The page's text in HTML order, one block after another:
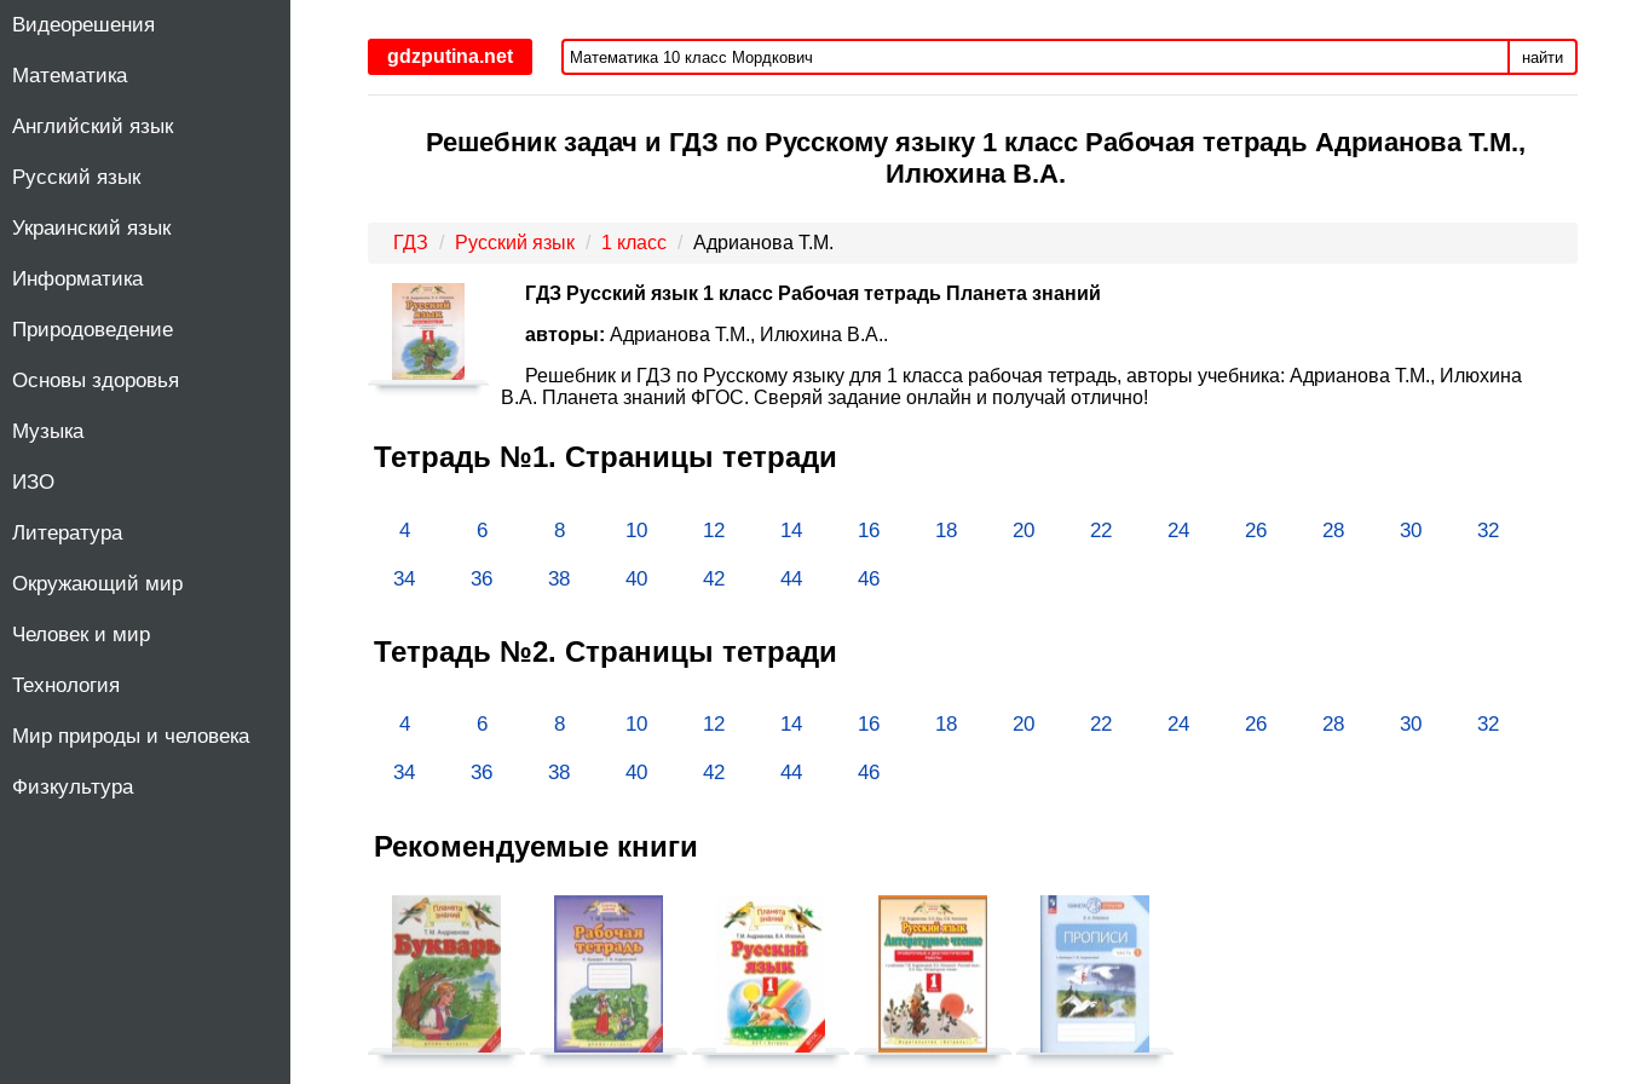
Видеорешения
Математика
Английский язык
Русский язык
Украинский язык
Информатика
Природоведение
Основы здоровья
Музыка
ИЗО
Литература
Окружающий мир
Человек и мир
Технология
Мир природы и человека
Физкультура
gdzputina.net найти
Решебник задач и ГДЗ по Русскому языку 1 класс Рабочая тетрадь Адрианова Т.М.,
Илюхина В.А.
ГДЗ Русский язык 1 класс Адрианова Т.М.
ГДЗ Русский язык 1 класс Рабочая тетрадь Планета знаний
авторы: Адрианова Т.М., Илюхина В.А..
Решебник и ГДЗ по Русскому языку для 1 класса рабочая тетрадь, авторы учебника: Адрианова Т.М., Илюхина
В.А. Планета знаний ФГОС. Сверяй задание онлайн и получай отлично!
Тетрадь №1. Cтраницы тетради
4 6 8 10 12 14 16 18 20 22 24 26 28 30 32
34 36 38 40 42 44 46
Тетрадь №2. Cтраницы тетради
4 6 8 10 12 14 16 18 20 22 24 26 28 30 32
34 36 38 40 42 44 46
Рекомендуемые книги